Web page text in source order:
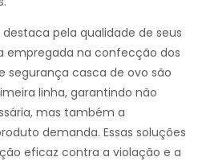
pela qualidade de seus
empregada na confecção dos
segurança casca de ovo são
linha, garantindo não
mas também a
demanda. Essas soluções
eficaz contra a violação e a